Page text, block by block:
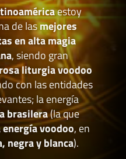
estoy
de lasmejores
en alta magia
, siendo gran
liturgia voodoo
con las entidades
la energía
brasilera(la que
energía voodoo, en
negra y blanca).